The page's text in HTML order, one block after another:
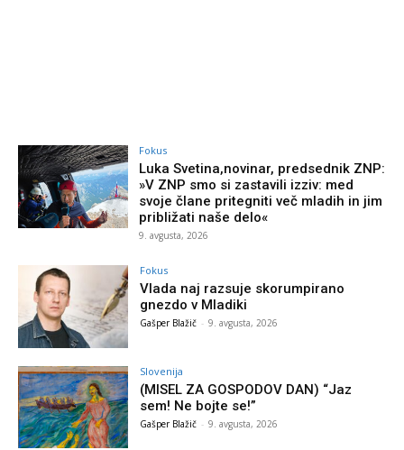
Fokus
Luka Svetina,novinar, predsednik ZNP:
»V ZNP smo si zastavili izziv: med
svoje člane pritegniti več mladih in jim
približati naše delo«
9. avgusta, 2026
Fokus
Vlada naj razsuje skorumpirano
gnezdo v Mladiki
Gašper Blažič - 9. avgusta, 2026
Slovenija
(MISEL ZA GOSPODOV DAN) “Jaz
sem! Ne bojte se!”
Gašper Blažič - 9. avgusta, 2026